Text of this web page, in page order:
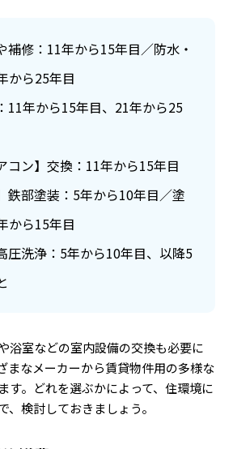
補修：11年から15年目／防水・
から25年目
11年から15年目、21年から25
コン】交換：11年から15年目
鉄部塗装：5年から10年目／塗
から15年目
圧洗浄：5年から10年目、以降5
浴室などの室内設備の交換も必要に
まなメーカーから賃貸物件用の多様な
す。どれを選ぶかによって、住環境に
、検討しておきましょう。